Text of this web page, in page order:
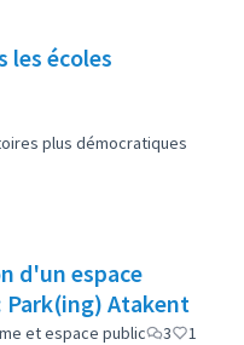
les écoles
plus démocratiques
d'un espace
Atakent
et espace public 3 1